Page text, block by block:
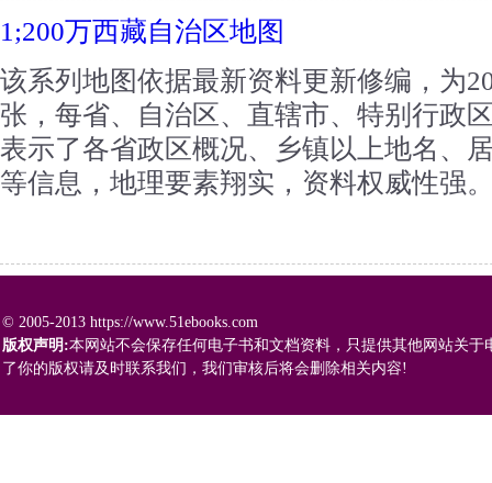
1;200万西藏自治区地图
该系列地图依据最新资料更新修编，为
张，每省、自治区、直辖市、特别行政
表示了各省政区概况、乡镇以上地名、
等信息，地理要素翔实，资料权威性强
© 2005-2013 https://www.51ebooks.com
版权声明:本网站不会保存任何电子书和文档资料，只提供其他网站关
了你的版权请及时联系我们，我们审核后将会删除相关内容!